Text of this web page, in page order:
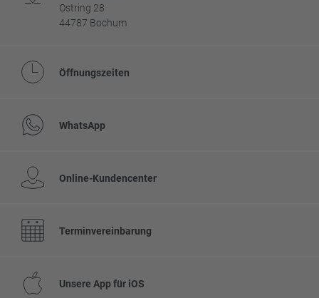
Ostring 28
44787 Bochum
Öffnungszeiten
WhatsApp
Online-Kundencenter
Terminvereinbarung
Unsere App für iOS